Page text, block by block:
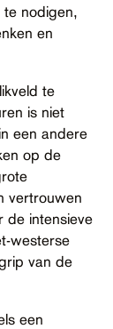
te nodigen,
en
te
is niet
een andere
op de
vertrouwen
de intensieve
westerse
van de
een